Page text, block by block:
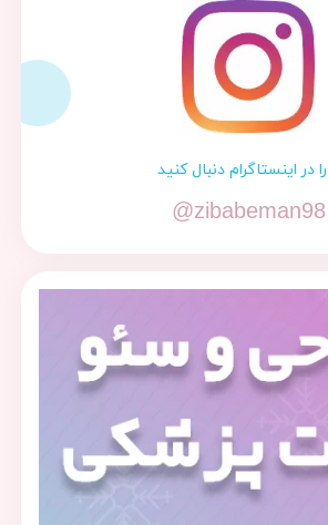
در اینستاگرام دنبال کنید
@zibabeman98